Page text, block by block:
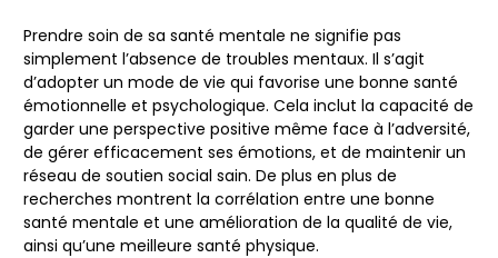
Prendre soin de sa santé mentale ne signifie pas
simplement l’absence de troubles mentaux. Il s’agit
d’adopter un mode de vie qui favorise une bonne santé
émotionnelle et psychologique. Cela inclut la capacité de
garder une perspective positive même face à l’adversité,
de gérer efficacement ses émotions, et de maintenir un
réseau de soutien social sain. De plus en plus de
recherches montrent la corrélation entre une bonne
santé mentale et une amélioration de la qualité de vie,
ainsi qu’une meilleure santé physique.